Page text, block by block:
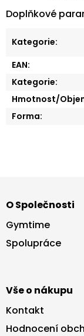
Doplňkové
Kategorie:
EAN:
Kategorie:
Hmotnost/
Forma:
p
a
O Společnosti
Gymtime
Spolupráce
Vše o nákupu
Kontakt
Hodnocení